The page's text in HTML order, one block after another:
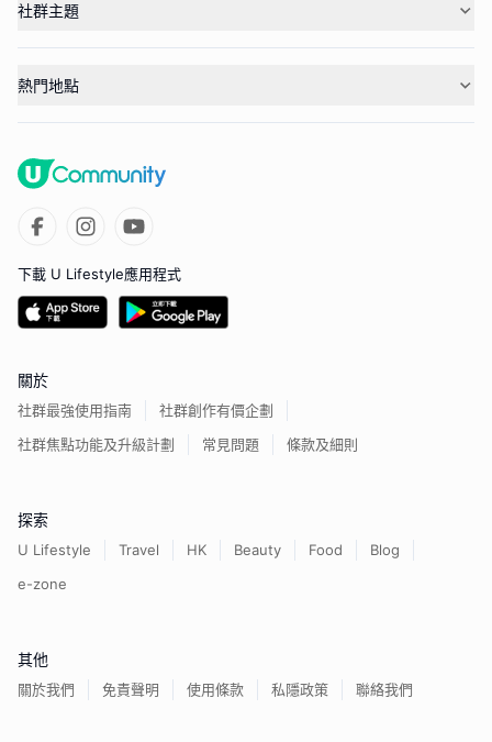
社群主題
熱門地點
下載 U Lifestyle應用程式
關於
社群最強使用指南
社群創作有價企劃
社群焦點功能及升級計劃
常見問題 條款及細則
探索
U Lifestyle Travel HK Beauty Food
Blog
e-zone
其他
關於我們 免責聲明 使用條款 私隱政策 聯絡我們